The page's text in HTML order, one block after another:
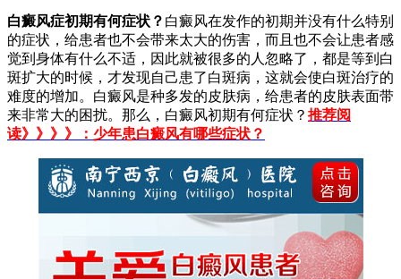
白癜风症初期有何症状？ 白癜风在发作的初期并没有什么特别
的症状，给患者也不会带来太大的伤害，而且也不会让患者感
觉到身体有什么不适，因此就被很多的人忽略了，都是等到白
斑扩大的时候，才发现自己患了白斑病，这就会使白斑治疗的
难度的增加。白癜风是种多发的皮肤病，给患者的皮肤表面带
来非常大的困扰。那么，白癜风初期有何症状？ 推荐阅
读》》》》：少年患白癜风有哪些症状？